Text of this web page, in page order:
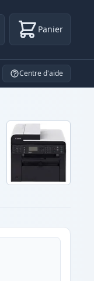
Panier
Centre d'aide